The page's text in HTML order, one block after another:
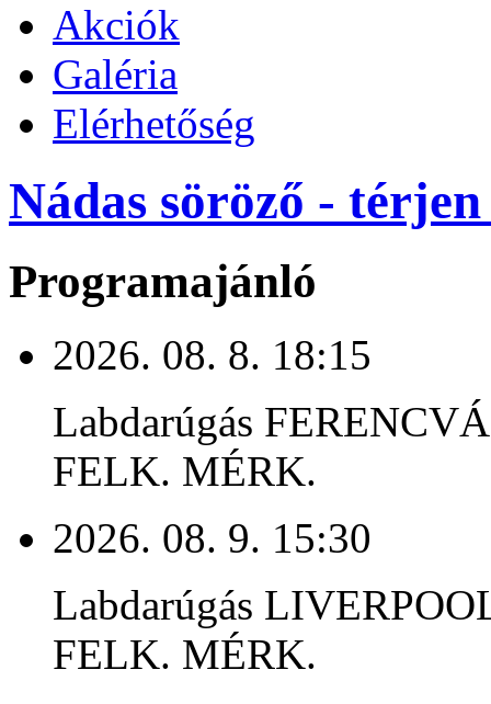
Akciók
Galéria
Elérhetőség
Nádas söröző -
Programajánló
2026. 08. 8. 18:15
Labdarúgás
FELK. MÉRK.
2026. 08. 9. 15:30
Labdarúgás
FELK. MÉRK.